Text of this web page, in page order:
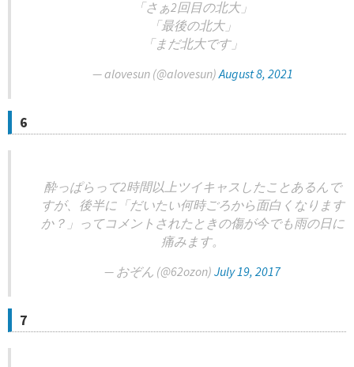
「さぁ2回目の北大」
「最後の北大」
「まだ北大です」
— alovesun (@alovesun)August 8, 2021
6
酔っぱらって2時間以上ツイキャスしたことあるんで
すが、後半に「だいたい何時ごろから面白くなります
か？」ってコメントされたときの傷が今でも雨の日に
痛みます。
— おぞん (@62ozon) July 19, 2017
7